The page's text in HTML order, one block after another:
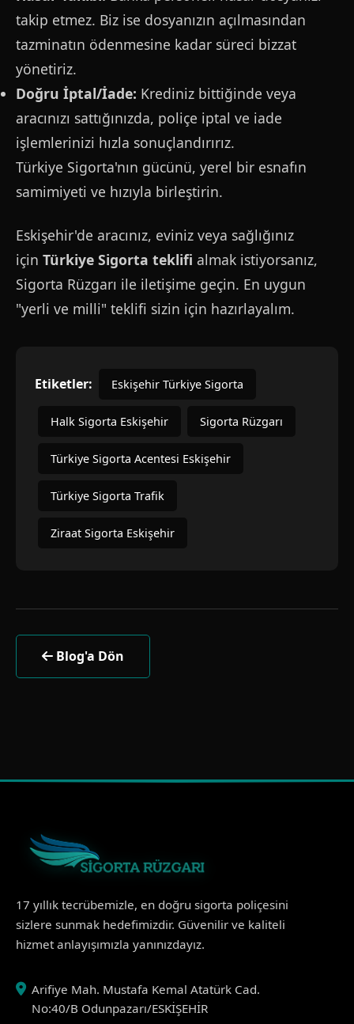
takip etmez. Biz ise dosyanızın açılmasından
tazminatın ödenmesine kadar süreci bizzat
yönetiriz.
Doğru İptal/İade: Krediniz bittiğinde veya
aracınızı sattığınızda, poliçe iptal ve iade
işlemlerinizi hızla sonuçlandırırız.
Türkiye Sigorta'nın gücünü, yerel bir esnafın
samimiyeti ve hızıyla birleştirin.
Eskişehir'de aracınız, eviniz veya sağlığınız
için Türkiye Sigorta teklifi almak istiyorsanız,
Sigorta Rüzgarı ile iletişime geçin. En uygun
"yerli ve milli" teklifi sizin için hazırlayalım.
Etiketler: Eskişehir Türkiye Sigorta
Halk Sigorta Eskişehir Sigorta Rüzgarı
Türkiye Sigorta Acentesi Eskişehir
Türkiye Sigorta Trafik
Ziraat Sigorta Eskişehir
Blog'a Dön
17 yıllık tecrübemizle, en doğru sigorta poliçesini
sizlere sunmak hedefimizdir. Güvenilir ve kaliteli
hizmet anlayışımızla yanınızdayız.
Arifiye Mah. Mustafa Kemal Atatürk Cad.
No:40/B Odunpazarı/ESKİŞEHİR